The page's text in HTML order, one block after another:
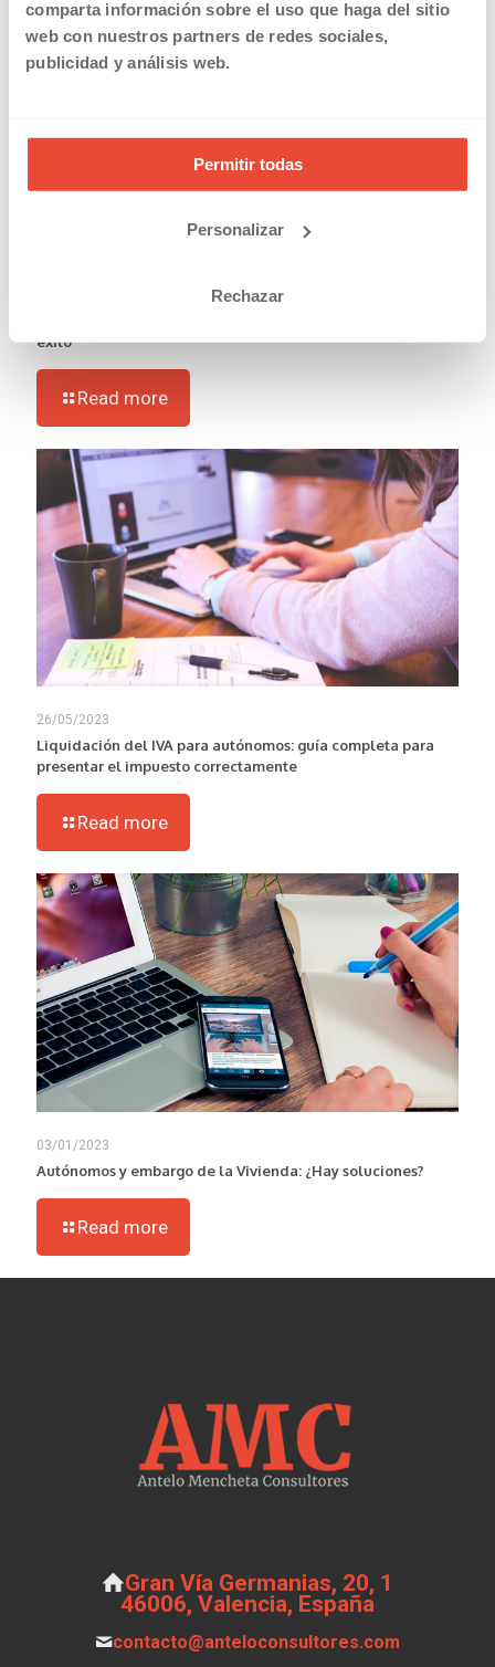
comparta información sobre el uso que haga del sitio
web con nuestros partners de redes sociales,
publicidad y análisis web.
Permitir todas
Personalizar
Rechazar
éxito
Read more
26/05/2023
Liquidación del IVA para autónomos: guía completa para
presentar el impuesto correctamente
Read more
03/01/2023
Autónomos y embargo de la Vivienda: ¿Hay soluciones?
Read more
Gran Vía Germanias, 20, 1
46006, Valencia, España
contacto@anteloconsultores.com